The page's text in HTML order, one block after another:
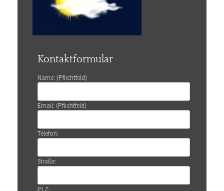
Kontaktformular
Name: (Pflichtfeld)
Email: (Pflichtfeld)
Telefon:
Straße:
PLZ: